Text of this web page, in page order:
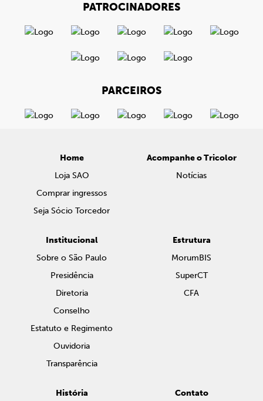
PATROCINADORES
PARCEIROS
Home
Loja SAO
Comprar ingressos
Seja Sócio Torcedor
Acompanhe o Tricolor
Notícias
Institucional
Sobre o São Paulo
Presidência
Diretoria
Conselho
Estatuto e Regimento
Ouvidoria
Transparência
Estrutura
MorumBIS
SuperCT
CFA
História Contato